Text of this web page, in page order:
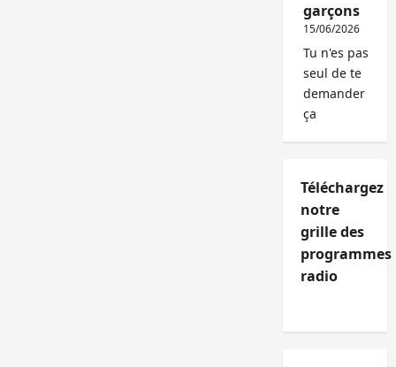
garçons
15/06/2026
Tu n'es pas
seul de te
demander
ça
Téléchargez
notre
grille des
programmes
radio